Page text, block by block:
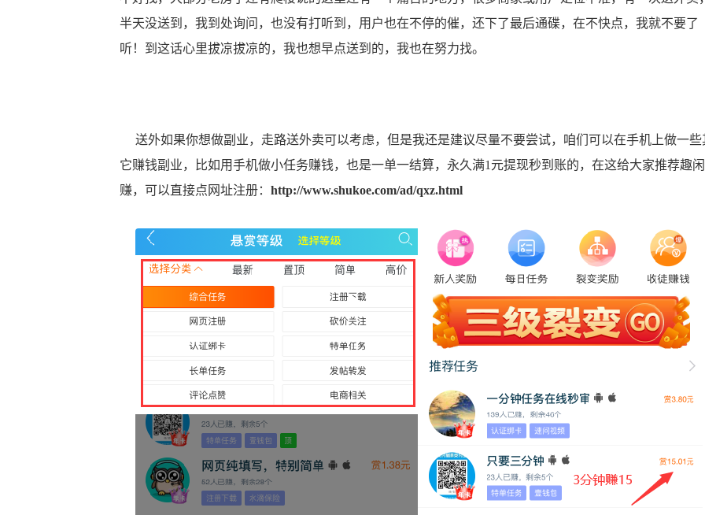
半天没送到，我到处询问，也没有打听到，用户也在不停的催，还下了最后通碟，在不快点，我就不要了
听！到这话心里拔凉拔凉的，我也想早点送到的，我也在努力找。
送外如果你想做副业，走路送外卖可以考虑，但是我还是建议尽量不要尝试，咱们可以在手机上做一些
它赚钱副业，比如用手机做小任务赚钱，也是一单一结算，永久满1元提现秒到账的，在这给大家推荐趣闲
赚，可以直接点网址注册： http://www.shukoe.com/ad/qxz.html